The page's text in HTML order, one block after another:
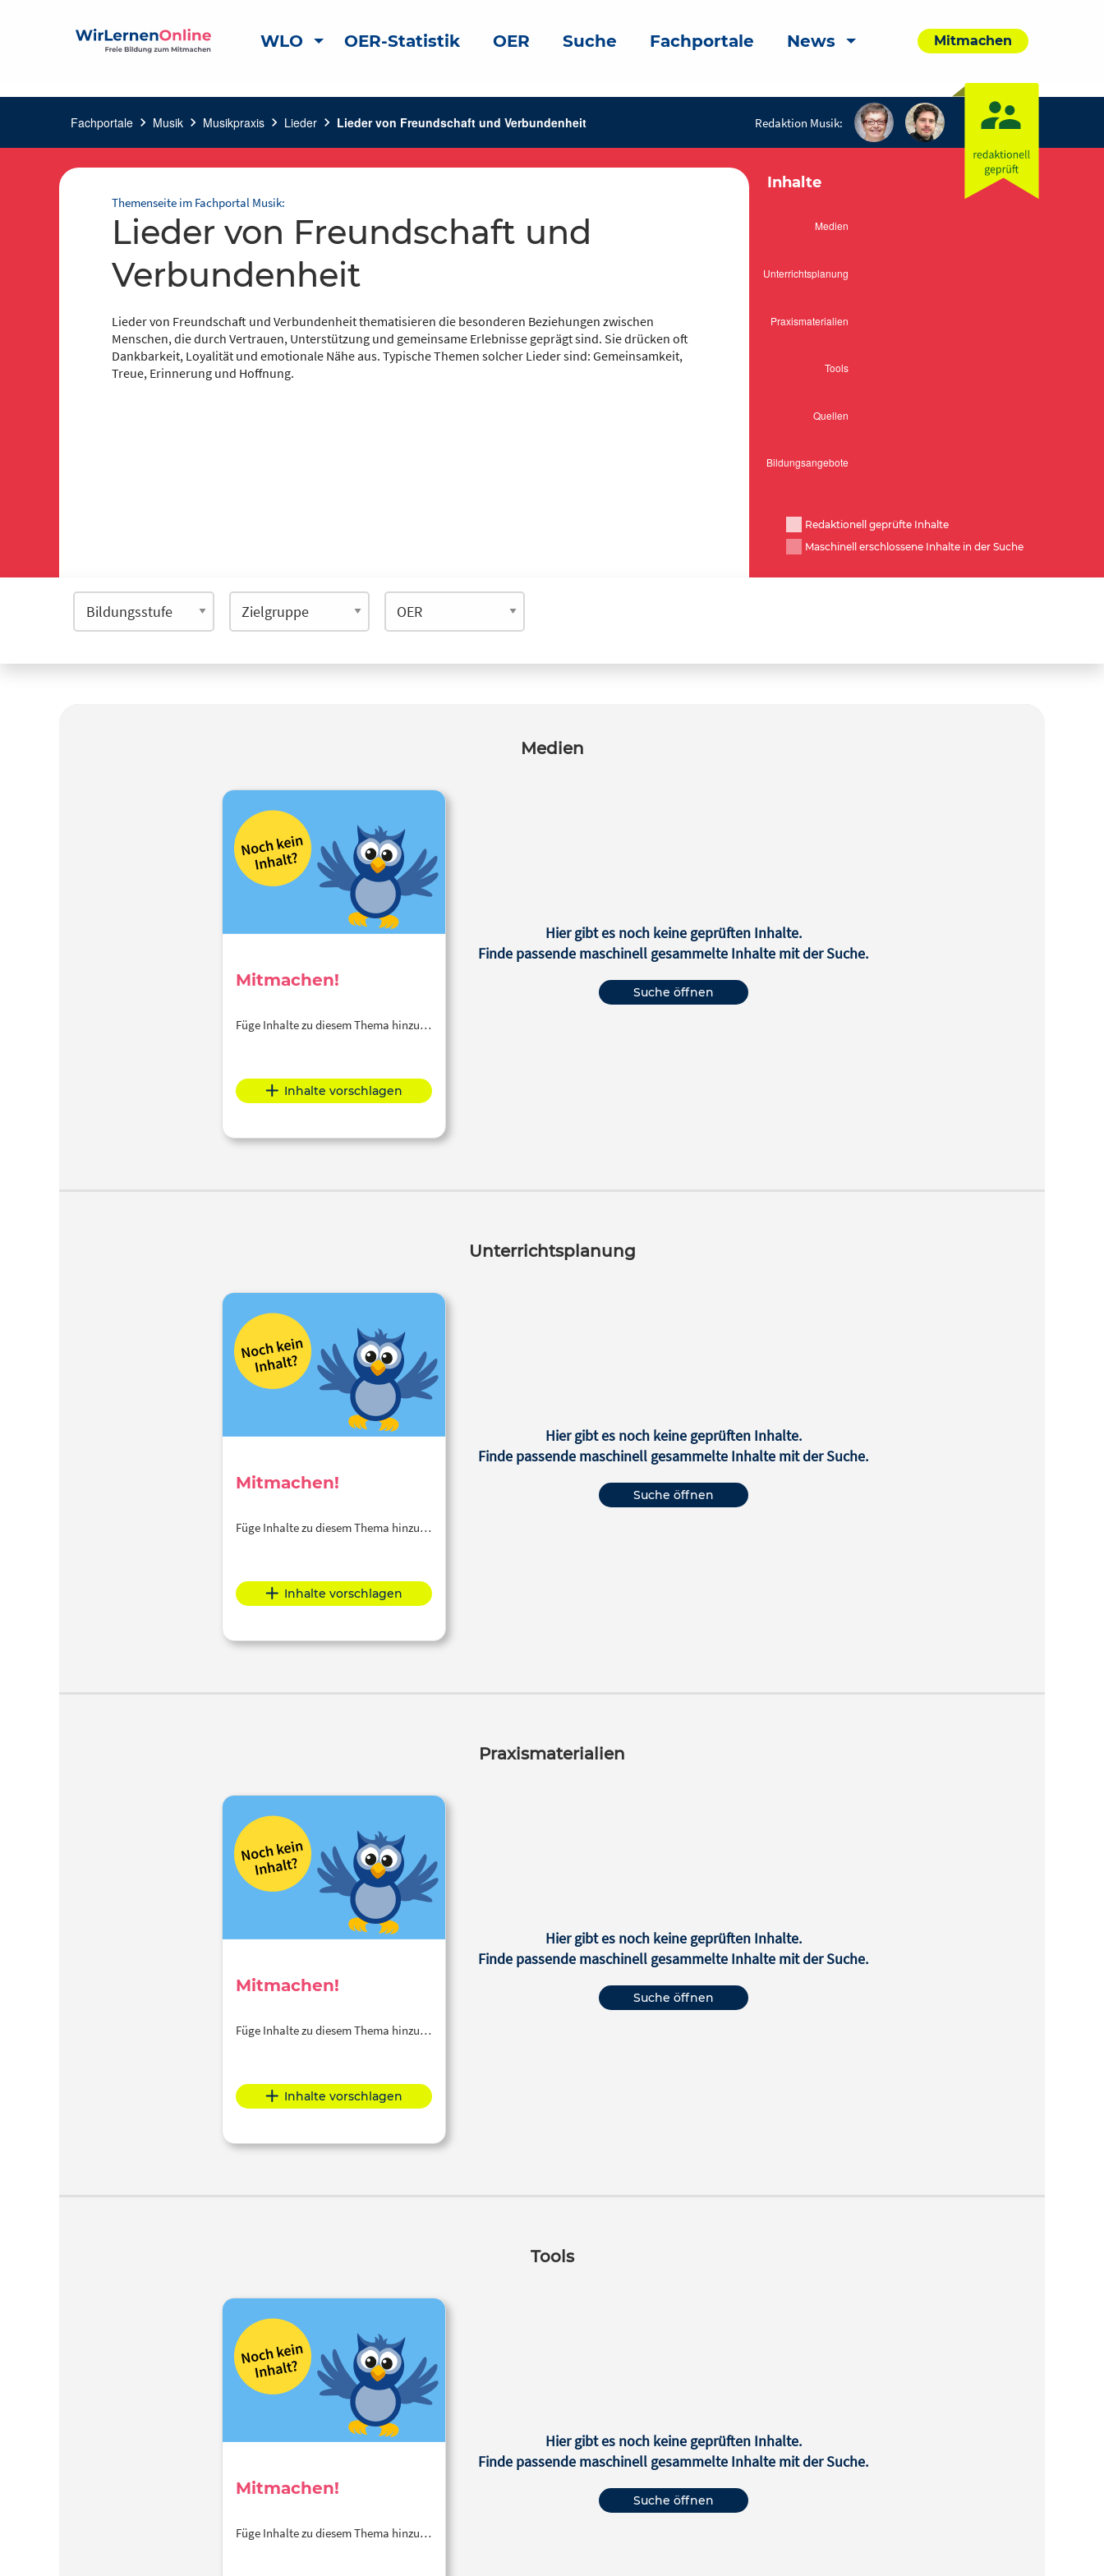
WLO OER-Statistik OER Suche Fachportale News Mitmachen
Fachportale chevron_right Musik chevron_right Musikpraxis chevron_right Lieder chevron_right Lieder von Freundschaft und Verbundenheit Redaktion Musik:
Themenseite im Fachportal Musik:
Lieder von Freundschaft und
Verbundenheit
Lieder von Freundschaft und Verbundenheit thematisieren die besonderen Beziehungen zwischen
Menschen, die durch Vertrauen, Unterstützung und gemeinsame Erlebnisse geprägt sind. Sie drücken oft
Dankbarkeit, Loyalität und emotionale Nähe aus. Typische Themen solcher Lieder sind: Gemeinsamkeit,
Treue, Erinnerung und Hoffnung.
Inhalte
Redaktionell geprüfte Inhalte
Maschinell erschlossene Inhalte in der Suche
Medien
Mitmachen!
Füge Inhalte zu diesem Thema hinzu…
Inhalte vorschlagen
Hier gibt es noch keine geprüften Inhalte.
Finde passende maschinell gesammelte Inhalte mit der Suche.
Suche öffnen
Unterrichtsplanung
Mitmachen!
Füge Inhalte zu diesem Thema hinzu…
Inhalte vorschlagen
Hier gibt es noch keine geprüften Inhalte.
Finde passende maschinell gesammelte Inhalte mit der Suche.
Suche öffnen
Praxismaterialien
Mitmachen!
Füge Inhalte zu diesem Thema hinzu…
Inhalte vorschlagen
Hier gibt es noch keine geprüften Inhalte.
Finde passende maschinell gesammelte Inhalte mit der Suche.
Suche öffnen
Tools
Mitmachen!
Füge Inhalte zu diesem Thema hinzu…
Hier gibt es noch keine geprüften Inhalte.
Finde passende maschinell gesammelte Inhalte mit der Suche.
Suche öffnen